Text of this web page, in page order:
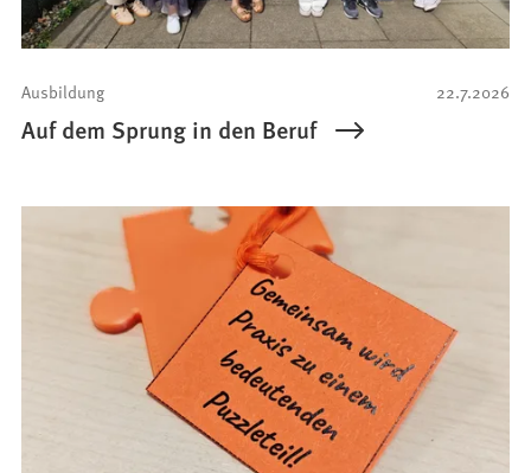
22.7.2026
Ausbildung
Auf dem Sprung in den Beruf